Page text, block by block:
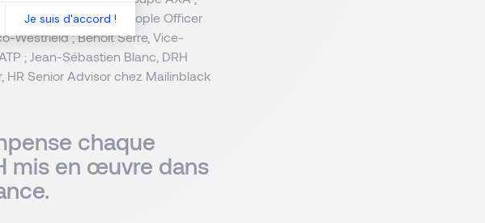
Je suis d'accord !
Kerandraon, Chief People Officer
Westfield ; Benoît Serre, Vice-
; Jean-Sébastien Blanc, DRH
HR Senior Advisor chez Mailinblack
chaque
mis en œuvre dans